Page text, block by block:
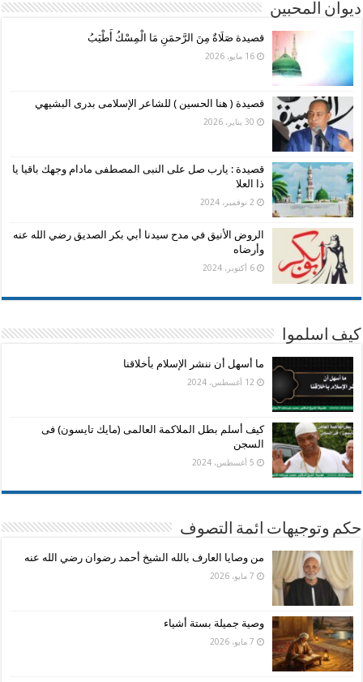
ديوان المحبين
قصيدة صَلَاةٌ مِنَ الرَّحمَنِ مَا الْمِسْكُ أَطْيَبُ
16 مايو، 2026
قصيدة ( هنا الحسين ) للشاعر الإسلامى بدرى البشيهي
30 يناير، 2026
قصيدة : يارب صل على النبى المصطفى مادام وجهك باقيا يا
ذا العلا
2 نوفمبر، 2024
الروض الأنيق في مدح سيدنا أبي بكر الصديق رضي الله عنه
وأرضاه
6 أكتوبر، 2024
كيف اسلموا
ما أسهل أن ننشر الإسلام بأخلاقنا
12 أغسطس، 2024
كيف أسلم بطل الملاكمة العالمى (مايك تايسون) فى
السجن
5 أغسطس، 2024
حكم وتوجيهات ائمة التصوف
من وصايا العارف بالله الشيخ أحمد رضوان رضي الله عنه
7 مايو، 2026
وصية جميلة بستة أشياء
7 مايو، 2026